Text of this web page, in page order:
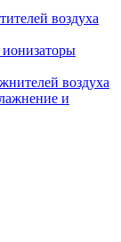
воздуха
ионизаторы
воздуха
и